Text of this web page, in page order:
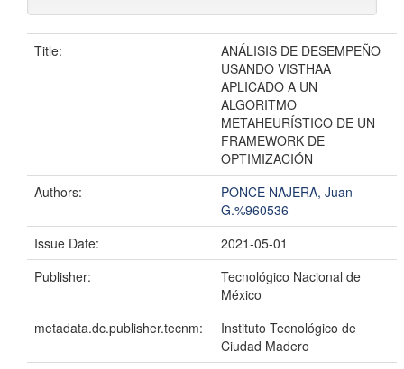
Title:
ANÁLISIS DE DESEMPEÑO
USANDO VISTHAA
APLICADO A UN
ALGORITMO
METAHEURÍSTICO DE UN
FRAMEWORK DE
OPTIMIZACIÓN
Authors:
PONCE NAJERA, Juan
G.%960536
Issue Date:
2021-05-01
Publisher:
Tecnológico Nacional de
México
metadata.dc.publisher.tecnm:
Instituto Tecnológico de
Ciudad Madero